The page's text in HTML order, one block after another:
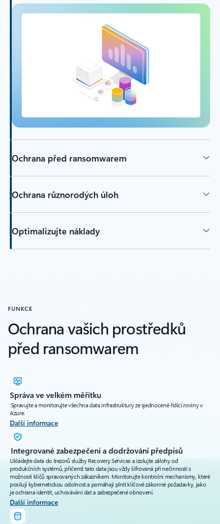
Ochrana před ransomwarem
Ochrana různorodých úloh
Optimalizujte náklady
FUNKCE
Ochrana vašich prostředků
před ransomwarem
Správa ve velkém měřítku
Spravujte a monitorujte všechna data infrastruktury ze sjednocené řídicí roviny v
Azure.
Další informace
Integrované zabezpečení a dodržování předpisů
Ukládejte data do trezorů služby Recovery Services a izolujte zálohy od
produkčních systémů, přičemž tato data jsou vždy šifrovaná při nečinnosti s
možností klíčů spravovaných zákazníkem. Monitorujte kontrolní mechanismy, které
posilují kybernetickou odolnost a pomáhají plnit klíčové zákonné požadavky, jako
je ochrana identit, uchovávání dat a zabezpečené obnovení.
Další informace